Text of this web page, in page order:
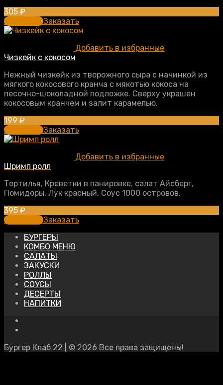
305 ₽
В корзинуЗаказать
Добавить в избранные
Чизкейк с кокосом
Нежный чизкейк из творожного сыра с начинкой из
мягкого кокосового кранча с мякотью кокоса на
песочно-шоколадной подложке. Сверху украшен
кокосовым кранчем и залит карамелью.
199 ₽
В корзинуЗаказать
Добавить в избранные
Шримп ролл
Тортилья, Креветки в панировке, салат Айсберг,
Помидоры, Лук красный, Соус 1000 островов.
395 ₽
В корзинуЗаказать
БУРГЕРЫ
КОМБО МЕНЮ
САЛАТЫ
ЗАКУСКИ
РОЛЛЫ
СОУСЫ
ДЕСЕРТЫ
НАПИТКИ
Бургер Клаб 22 | © 2026 Все права защищены!